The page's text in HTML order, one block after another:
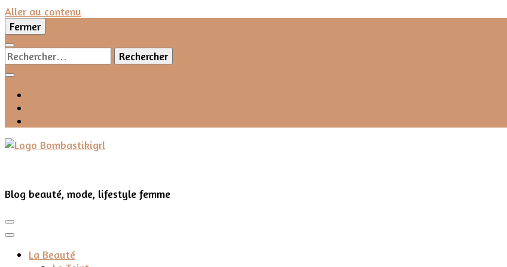
Aller au contenu
Fermer
Rechercher :
Blog beauté, mode, lifestyle femme
La Beauté